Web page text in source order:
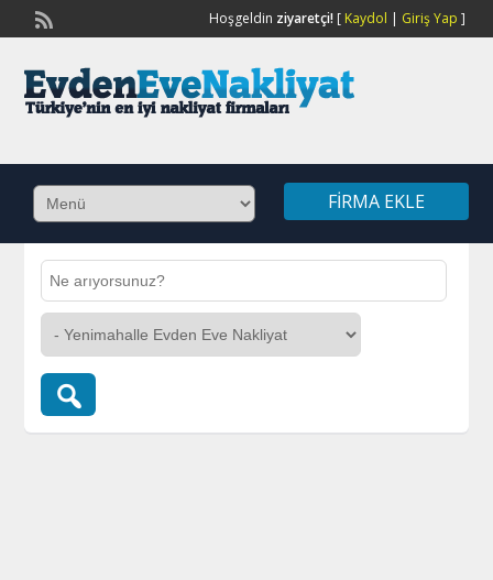
Hoşgeldin ziyaretçi![ Kaydol | Giriş Yap ]
FIRMA EKLE